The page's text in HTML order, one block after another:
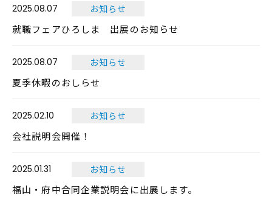
2025.08.07 お知らせ
就職フェアひろしま 出展のお知らせ
2025.08.07 お知らせ
夏季休暇のおしらせ
2025.02.10 お知らせ
会社説明会開催！
2025.01.31 お知らせ
福山・府中合同企業説明会に出展します。